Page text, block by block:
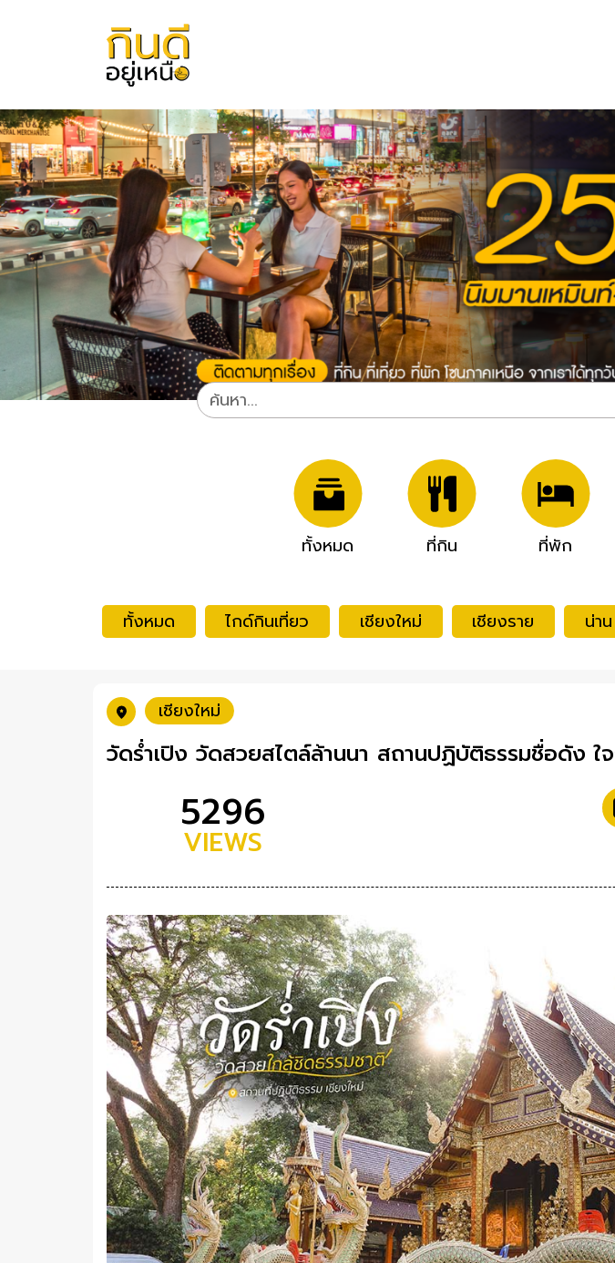
ทั้งหมด ที่กิน ที่พัก
ทั้งหมด ไกด์กินเที่ยว เชียงใหม่ เชียงราย น่าน
เชียงใหม่
วัดร่ำเปิง วัดสวยสไตล์ล้านนา สถานปฏิบัติธรรมชื่อดัง ใ
5296
VIEWS